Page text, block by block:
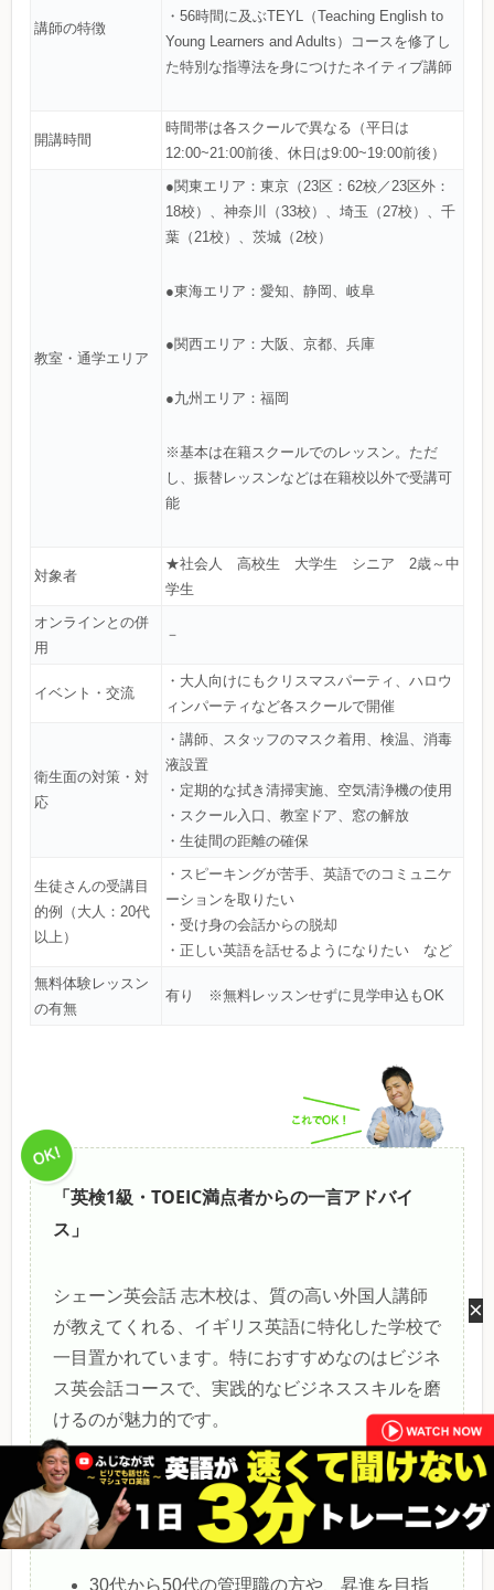
講師の特徴
・56時間に及ぶTEYL（Teaching English to
Young Learners and Adults）コースを修了し
た特別な指導法を身につけたネイティブ講師
開講時間
時間帯は各スクールで異なる（平日は
12:00~21:00前後、休日は9:00~19:00前後）
教室・通学エリア
●関東エリア：東京（23区：62校／23区外：
18校）、神奈川（33校）、埼玉（27校）、千
葉（21校）、茨城（2校）
●東海エリア：愛知、静岡、岐阜
●関西エリア：大阪、京都、兵庫
●九州エリア：福岡
※基本は在籍スクールでのレッスン。ただ
し、振替レッスンなどは在籍校以外で受講可
能
対象者
★社会人 高校生 大学生 シニア 2歳～中
学生
オンラインとの併
用
－
イベント・交流
・大人向けにもクリスマスパーティ、ハロウ
ィンパーティなど各スクールで開催
衛生面の対策・対
応
・講師、スタッフのマスク着用、検温、消毒
液設置
・定期的な拭き清掃実施、空気清浄機の使用
・スクール入口、教室ドア、窓の解放
・生徒間の距離の確保
生徒さんの受講目
的例（大人：20代
以上）
・スピーキングが苦手、英語でのコミュニケ
ーションを取りたい
・受け身の会話からの脱却
・正しい英語を話せるようになりたい など
無料体験レッスン
の有無
有り ※無料レッスンせずに見学申込もOK
「英検1級・TOEIC満点者からの一言アドバイ
ス」
シェーン英会話 志木校は、質の高い外国人講師
が教えてくれる、イギリス英語に特化した学校で
一目置かれています。特におすすめなのはビジネ
ス英会話コースで、実践的なビジネススキルを磨
けるのが魅力的です。
特に次の方にシェーン英会話 志木校を強く推奨
します！是非、参考にしてみてください。
30代から50代の管理職の方や、昇進を目指
×